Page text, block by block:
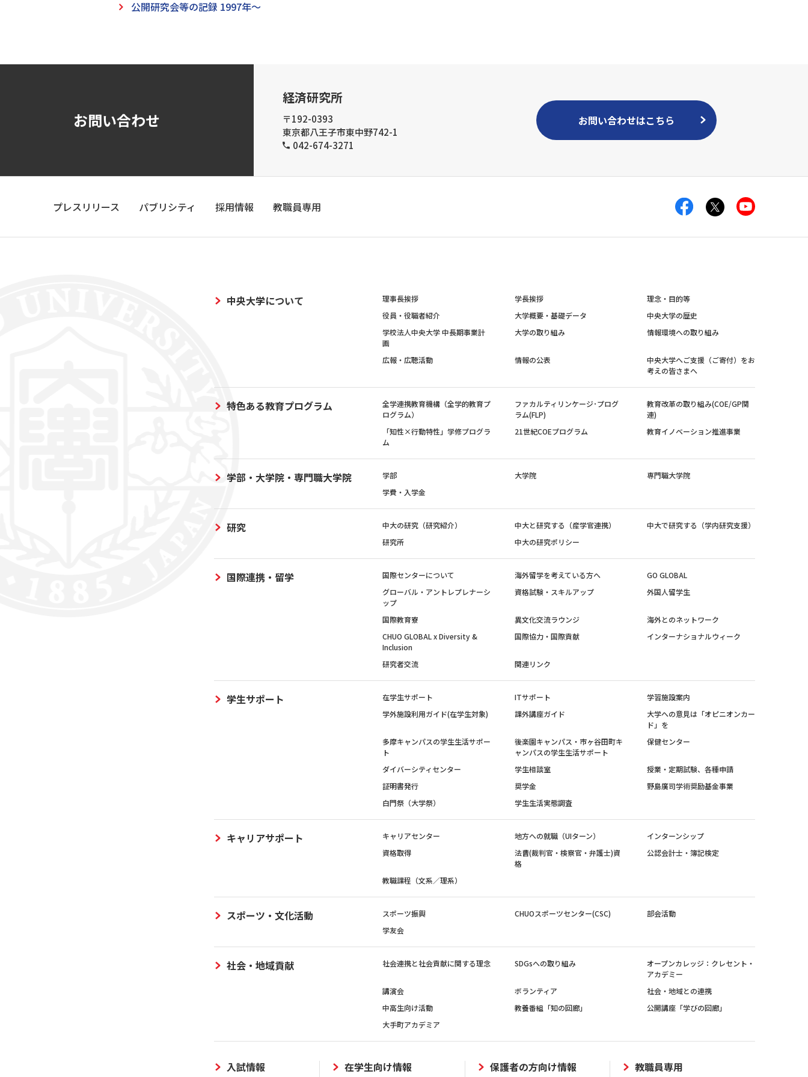
公開研究会等の記録 1997年～
お問い合わせ
経済研究所
〒192-0393
東京都八王子市東中野742-1
042-674-3271
お問い合わせはこちら
プレスリリース パブリシティ 採用情報 教職員専用
中央大学について 理事長挨拶 学長挨拶
理念・目的等
役員・役職者紹介
大学概要・基礎データ
中央大学の歴史
学校法人中央大学 中長期事業計
画
大学の取り組み 情報環境への取り組み
広報・広聴活動 情報の公表
中央大学へご支援（ご寄付）をお
考えの皆さまへ
特色ある教育プログラム
全学連携教育機構（全学的教育プ
ログラム）
ファカルティリンケージ･プログ
ラム(FLP)
教育改革の取り組み(COE/GP関
連)
「知性×行動特性」学修プログラ
ム
21世紀COEプログラム 教育イノベーション推進事業
学部・大学院・専門職大学院 学部 大学院
専門職大学院
学費・入学金
研究 中大の研究（研究紹介） 中大と研究する（産学官連携）
中大で研究する（学内研究支援）
研究所
中大の研究ポリシー
国際連携・留学 国際センターについて 海外留学を考えている方へ
GO GLOBAL
グローバル・アントレプレナーシ
ップ
資格試験・スキルアップ 外国人留学生
国際教育寮 異文化交流ラウンジ
海外とのネットワーク
CHUO GLOBAL x Diversity &
Inclusion
国際協力・国際貢献 インターナショナルウィーク
研究者交流 関連リンク
学生サポート 在学生サポート ITサポート
学習施設案内
学外施設利用ガイド(在学生対象)
課外講座ガイド
大学への意見は「オピニオンカー
ド」を
多摩キャンパスの学生生活サポー
ト
後楽園キャンパス・市ヶ谷田町キ
ャンパスの学生生活サポート
保健センター
ダイバーシティセンター 学生相談室
授業・定期試験、各種申請
証明書発行
奨学金
野島廣司学術奨励基金事業
白門祭（大学祭）
学生生活実態調査
キャリアサポート キャリアセンター 地方への就職（UIターン）
インターンシップ
資格取得
法曹(裁判官・検察官・弁護士)資
格
公認会計士・簿記検定
教職課程（文系／理系）
スポーツ・文化活動 スポーツ振興 CHUOスポーツセンター(CSC)
部会活動
学友会
社会・地域貢献 社会連携と社会貢献に関する理念 SDGsへの取り組み
オープンカレッジ：クレセント・
アカデミー
講演会
ボランティア
社会・地域との連携
中高生向け活動
教養番組「知の回廊」
公開講座「学びの回廊」
大手町アカデミア
入試情報 在学生向け情報 保護者の方向け情報 教職員専用